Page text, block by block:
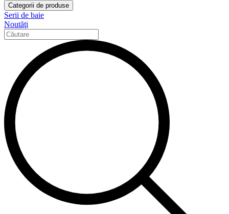
Categorii de produse
Serii de baie
Noutăţi